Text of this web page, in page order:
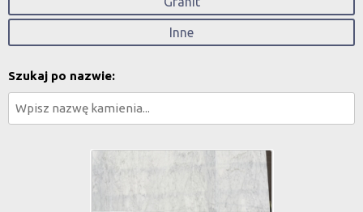
Inne
Szukaj po nazwie: